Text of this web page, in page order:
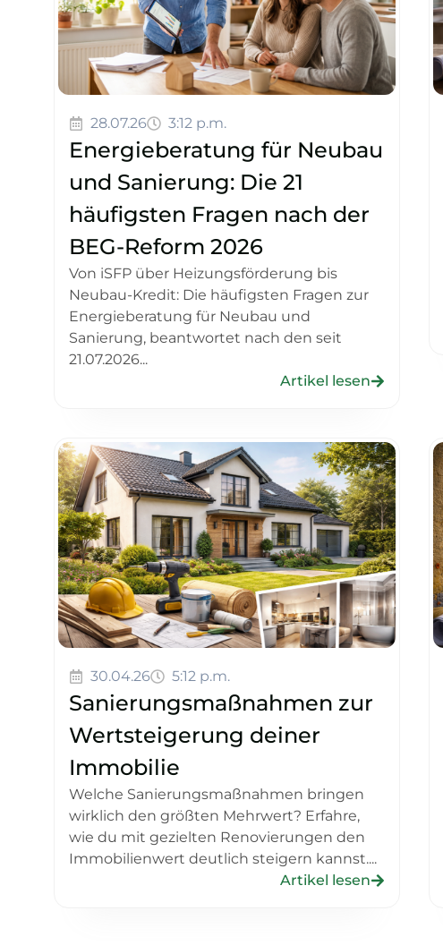
28.07.26 3:12 p.m.
Energieberatung für Neubau
und Sanierung: Die 21
häufigsten Fragen nach der
BEG-Reform 2026
Von iSFP über Heizungsförderung bis
Neubau-Kredit: Die häufigsten Fragen zur
Energieberatung für Neubau und
Sanierung, beantwortet nach den seit
21.07.2026...
Artikel lesen
30.04.26 5:12 p.m.
Sanierungsmaßnahmen zur
Wertsteigerung deiner
Immobilie
Welche Sanierungsmaßnahmen bringen
wirklich den größten Mehrwert? Erfahre,
wie du mit gezielten Renovierungen den
Immobilienwert deutlich steigern kannst....
Artikel lesen